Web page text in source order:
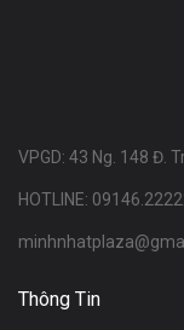
VPGD: 43 Ng. 148 Đ.
HOTLINE:
Thông Tin